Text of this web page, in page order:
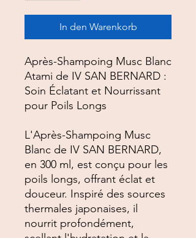
In den Warenkorb
Après-Shampoing Musc Blanc
Atami de IV SAN BERNARD :
Soin Éclatant et Nourrissant
pour Poils Longs
L'Après-Shampoing Musc
Blanc de IV SAN BERNARD,
en 300 ml, est conçu pour les
poils longs, offrant éclat et
douceur. Inspiré des sources
thermales japonaises, il
nourrit profondément,